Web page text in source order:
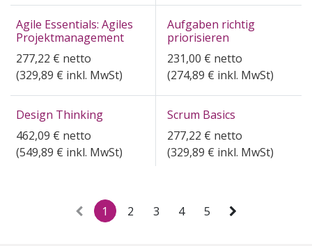
Agile Essentials: Agiles
Projektmanagement
277,22 € netto
(329,89 € inkl. MwSt)
Aufgaben richtig
priorisieren
231,00 € netto
(274,89 € inkl. MwSt)
Design Thinking
462,09 € netto
(549,89 € inkl. MwSt)
Scrum Basics
277,22 € netto
(329,89 € inkl. MwSt)
1 2 3 4 5